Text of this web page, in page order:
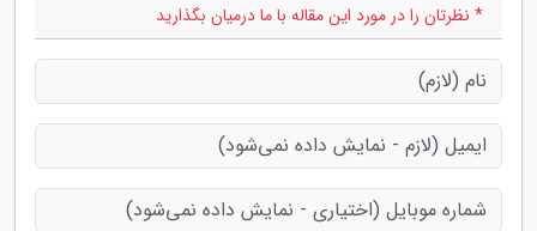
* نظرتان را در مورد این مقاله با ما درمیان بگذارید